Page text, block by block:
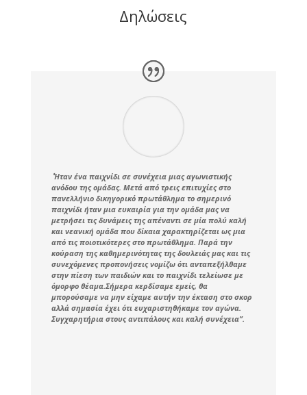
Δηλώσεις
΄΄ Ήταν ένα παιχνίδι σε συνέχεια μιας αγωνιστικής
ανόδου της ομάδας. Μετά από τρεις επιτυχίες στο
πανελλήνιο δικηγορικό πρωτάθλημα το σημερινό
παιχνίδι ήταν μια ευκαιρία για την ομάδα μας να
μετρήσει τις δυνάμεις της απέναντι σε μία πολύ καλή
και νεανική ομάδα που δίκαια χαρακτηρίζεται ως μια
από τις ποιοτικότερες στο πρωτάθλημα. Παρά την
κούραση της καθημερινότητας της δουλειάς μας και τις
συνεχόμενες προπονήσεις νομίζω ότι ανταπεξήλθαμε
στην πίεση των παιδιών και το παιχνίδι τελείωσε με
όμορφο θέαμα.Σήμερα κερδίσαμε εμείς, θα
μπορούσαμε να μην είχαμε αυτήν την έκταση στο σκορ
αλλά σημασία έχει ότι ευχαριστηθήκαμε τον αγώνα.
Συγχαρητήρια στους αντιπάλους και καλή συνέχεια”.